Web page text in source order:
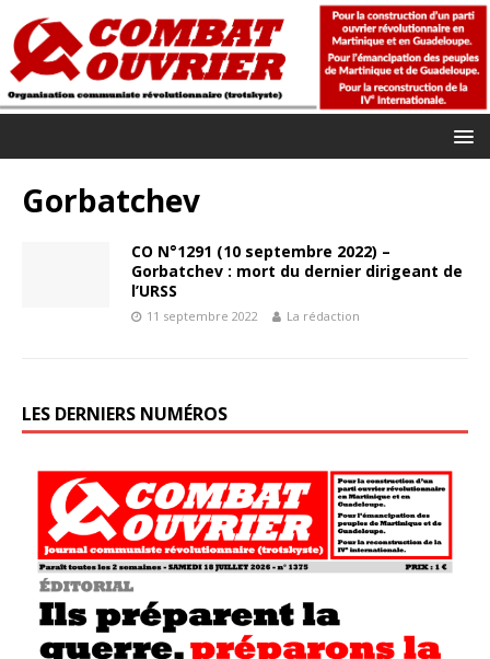
Gorbatchev
CO N°1291 (10 septembre 2022) –
Gorbatchev : mort du dernier dirigeant de
l’URSS
11 septembre 2022 La rédaction
LES DERNIERS NUMÉROS